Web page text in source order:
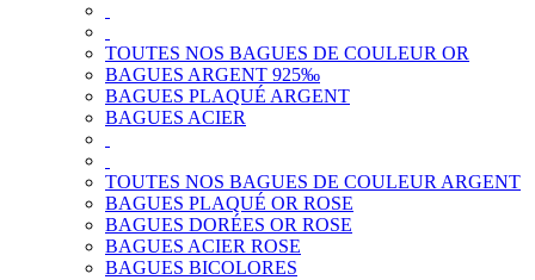
TOUTES NOS BAGUES DE COULEUR OR
BAGUES ARGENT 925‰
BAGUES PLAQUÉ ARGENT
BAGUES ACIER
TOUTES NOS BAGUES DE COULEUR ARGENT
BAGUES PLAQUÉ OR ROSE
BAGUES DORÉES OR ROSE
BAGUES ACIER ROSE
BAGUES BICOLORES